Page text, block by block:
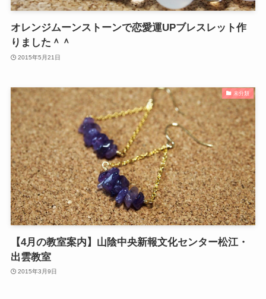
オレンジムーンストーンで恋愛運UPブレスレット作
りました＾＾
2015年5月21日
未分類
【4月の教室案内】山陰中央新報文化センター松江・
出雲教室
2015年3月9日